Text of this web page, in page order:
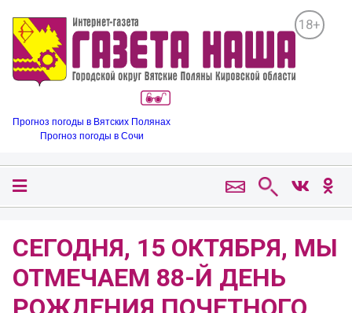
18+
Прогноз погоды в Вятских Полянах
Прогноз погоды в Сочи
СЕГОДНЯ, 15 ОКТЯБРЯ, МЫ
ОТМЕЧАЕМ 88-Й ДЕНЬ